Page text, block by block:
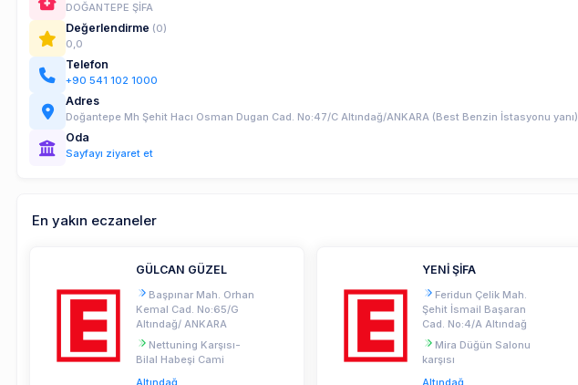
DOĞANTEPE ŞİFA
Değerlendirme (0)
0,0
Telefon
+90 541 102 1000
Adres
Doğantepe Mh Şehit Hacı Osman Dugan Cad. No:47/C Altındağ/ANKARA (Best Benzin İstasyonu yanı)
Oda
Sayfayı ziyaret et
En yakın eczaneler
GÜLCAN GÜZEL
Başpınar Mah. Orhan
Kemal Cad. No:65/G
Altındağ/ ANKARA
Nettuning Karşısı-
Bilal Habeşi Cami
YENİ ŞİFA
Feridun Çelik Mah.
Şehit İsmail Başaran
Cad. No:4/A Altındağ
Mira Düğün Salonu
karşısı